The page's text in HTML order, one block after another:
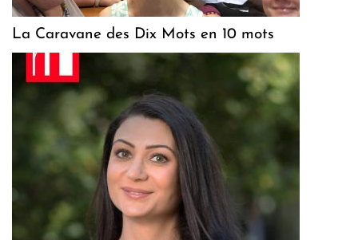
La Caravane des Dix Mots en 10 mots